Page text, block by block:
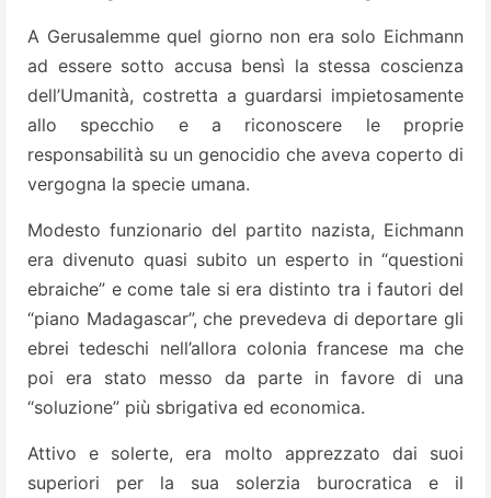
A Gerusalemme quel giorno non era solo Eichmann
ad essere sotto accusa bensì la stessa coscienza
dell’Umanità, costretta a guardarsi impietosamente
allo specchio e a riconoscere le proprie
responsabilità su un genocidio che aveva coperto di
vergogna la specie umana.
Modesto funzionario del partito nazista, Eichmann
era divenuto quasi subito un esperto in “questioni
ebraiche” e come tale si era distinto tra i fautori del
“piano Madagascar”, che prevedeva di deportare gli
ebrei tedeschi nell’allora colonia francese ma che
poi era stato messo da parte in favore di una
“soluzione” più sbrigativa ed economica.
Attivo e solerte, era molto apprezzato dai suoi
superiori per la sua solerzia burocratica e il